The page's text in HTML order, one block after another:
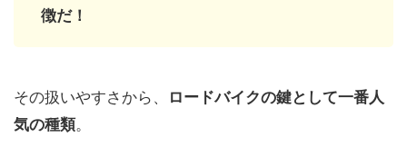
徴だ！
その扱いやすさから、
ロードバイクの鍵として一番人
気の種類。